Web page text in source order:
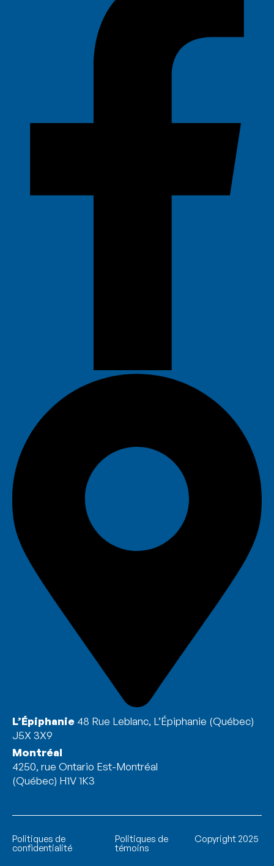
L’Épiphanie 48 Rue Leblanc, L’Épiphanie (Québec)
J5X 3X9
Montréal
4250, rue Ontario Est-Montréal
(Québec) H1V 1K3
Politiques de
confidentialité
Politiques de
témoins
Copyright 2025